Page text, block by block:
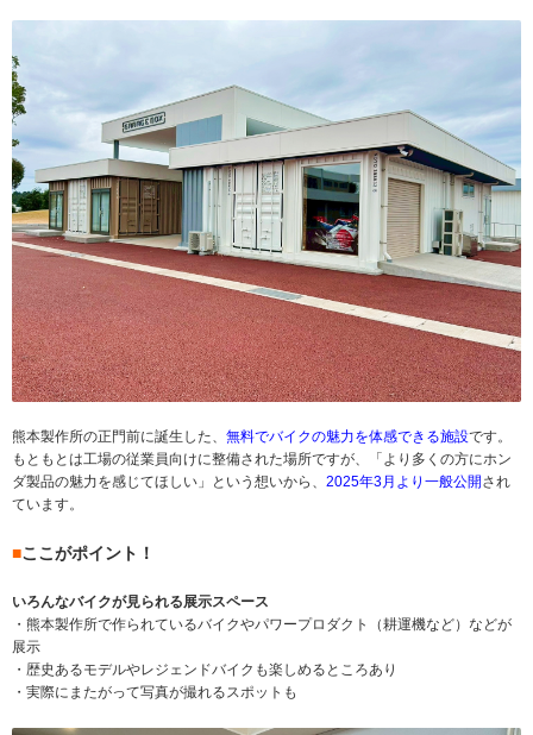
熊本製作所の正門前に誕生した、 無料でバイクの魅力を体感できる施設です。
もともとは工場の従業員向けに整備された場所ですが、「より多くの方にホン
ダ製品の魅力を感じてほしい」という想いから、 2025年3月より一般公開され
ています。
■ここがポイント！
いろんなバイクが見られる展示スペース
・熊本製作所で作られているバイクやパワープロダクト（耕運機など）などが
展示
・歴史あるモデルやレジェンドバイクも楽しめるところあり
・実際にまたがって写真が撮れるスポットも